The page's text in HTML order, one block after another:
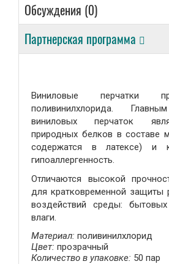
Обсуждения (0)
Партнерская программа
Виниловые перчатки
поливинилхлорида.
виниловых перчаток
природных белков в составе
содержатся в латексе) и
гипоаллергенность.
Отличаются высокой
для кратковременной защиты
воздействий среды: бытовых
влаги.
Материал: поливинилхлорид
Цвет: прозрачный
Количество в упаковке: 50 пар